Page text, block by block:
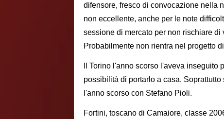
difensore, fresco di convocazione nella
non eccellente, anche per le note
sessione di mercato per non rischiare
Probabilmente non rientra nel progetto
Il Torino l'anno scorso l'aveva
possibilità di portarlo a casa.
l'anno scorso con Stefano Pioli.
Fortini, toscano di Camaiore, classe